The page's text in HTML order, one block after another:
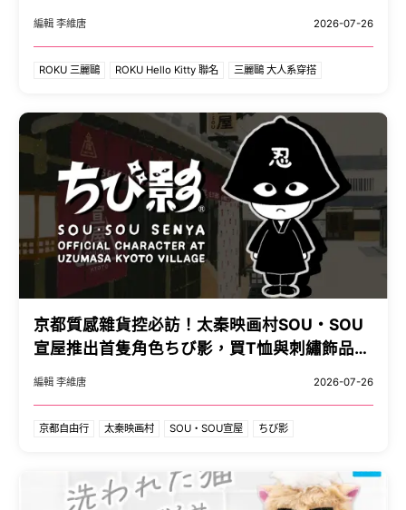
編輯 李維唐 2026-07-26
ROKU 三麗鷗 ROKU Hello Kitty 聯名 三麗鷗 大人系穿搭
京都質感雜貨控必訪！太秦映画村SOU・SOU
宣屋推出首隻角色ちび影，買T恤與刺繡飾品大
編輯 李維唐 2026-07-26
京都自由行 太秦映画村 SOU・SOU宣屋 ちび影